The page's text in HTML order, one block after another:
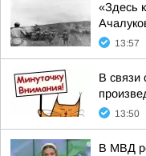
«Здесь
13:57
В связи
13:50
В МВД